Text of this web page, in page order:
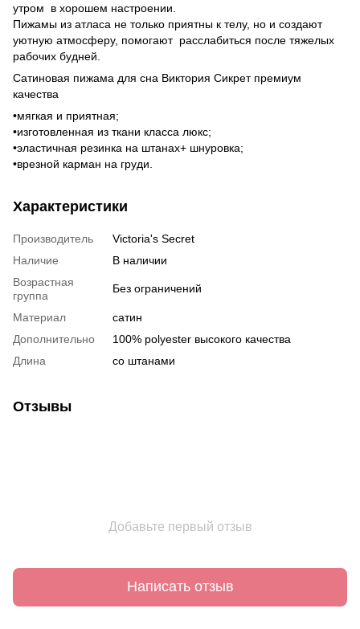
утром в хорошем настроении.
Пижамы из атласа не только приятны к телу, но и создают
уютную атмосферу, помогают расслабиться после тяжелых
рабочих будней.
Сатиновая пижама для сна Виктория Сикрет премиум
качества
•мягкая и приятная;
•изготовленная из ткани класса люкс;
•эластичная резинка на штанах+ шнуровка;
•врезной карман на груди.
Характеристики
Производитель
Victoria's Secret
Наличие
В наличии
Возрастная
группа
Без ограничений
Материал
сатин
Дополнительно
100% polyester высокого качества
Длина
со штанами
Отзывы
Добавьте первый отзыв
Написать отзыв